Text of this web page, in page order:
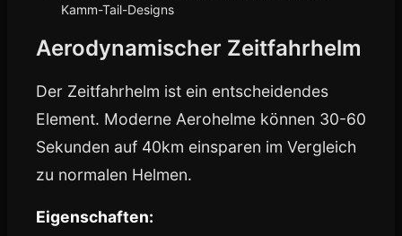
Kamm-Tail-Designs
Aerodynamischer Zeitfahrhelm
Der Zeitfahrhelm ist ein entscheidendes
Element. Moderne Aerohelme können 30-60
Sekunden auf 40km einsparen im Vergleich
zu normalen Helmen.
Eigenschaften: